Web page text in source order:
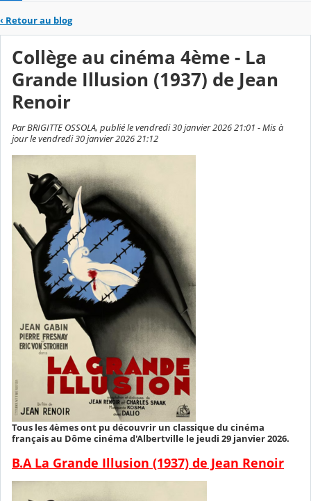
‹ Retour au blog
Collège au cinéma 4ème - La
Grande Illusion (1937) de Jean
Renoir
Par BRIGITTE OSSOLA, publié le vendredi 30 janvier 2026 21:01 - Mis à
jour le vendredi 30 janvier 2026 21:12
Tous les 4èmes ont pu découvrir un classique du cinéma
français au Dôme cinéma d'Albertville le jeudi 29 janvier 2026.
B.A La Grande Illusion (1937) de Jean Renoir